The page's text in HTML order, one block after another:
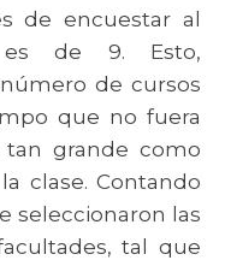
de encuestar al
de 9. Esto,
de cursos
que no fuera
grande como
clase. Contando
seleccionaron las
tal que